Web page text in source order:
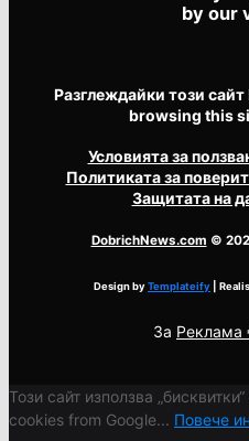
by our
Разглеждайки този сайт
browsing this
Условията за
Политиката за
Защитата на
DobrichNews.com ©
Design byTemplateify |
За Реклама
Този сайт използва
cookies from Google... Повече